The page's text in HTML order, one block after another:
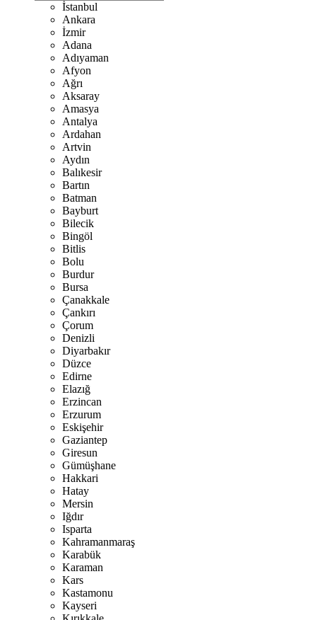
İstanbul
Ankara
İzmir
Adana
Adıyaman
Afyon
Ağrı
Aksaray
Amasya
Antalya
Ardahan
Artvin
Aydın
Balıkesir
Bartın
Batman
Bayburt
Bilecik
Bingöl
Bitlis
Bolu
Burdur
Bursa
Çanakkale
Çankırı
Çorum
Denizli
Diyarbakır
Düzce
Edirne
Elazığ
Erzincan
Erzurum
Eskişehir
Gaziantep
Giresun
Gümüşhane
Hakkari
Hatay
Mersin
Iğdır
Isparta
Kahramanmaraş
Karabük
Karaman
Kars
Kastamonu
Kayseri